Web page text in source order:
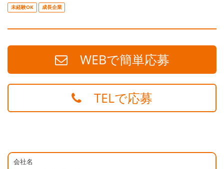
未経験OK 成長企業
WEBで簡単応募
TELで応募
会社名